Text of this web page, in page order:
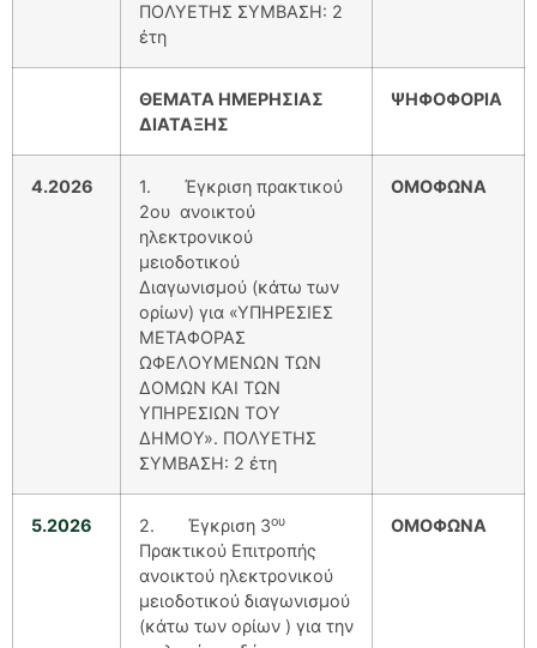
ΠΟΛΥΕΤΗΣ ΣΥΜΒΑΣΗ: 2
έτη
ΘΕΜΑΤΑ ΗΜΕΡΗΣΙΑΣ
ΔΙΑΤΑΞΗΣ
ΨΗΦΟΦΟΡΙΑ
4.2026
1. Έγκριση πρακτικού
2ου ανοικτού
ηλεκτρονικού
μειοδοτικού
Διαγωνισμού (κάτω των
ορίων) για «ΥΠΗΡΕΣΙΕΣ
ΜΕΤΑΦΟΡΑΣ
ΩΦΕΛΟΥΜΕΝΩΝ ΤΩΝ
ΔΟΜΩΝ ΚΑΙ ΤΩΝ
ΥΠΗΡΕΣΙΩΝ ΤΟΥ
ΔΗΜΟΥ». ΠΟΛΥΕΤΗΣ
ΣΥΜΒΑΣΗ: 2 έτη
ΟΜΟΦΩΝΑ
5.2026 2. Έγκριση 3ου
Πρακτικού Επιτροπής
ανοικτού ηλεκτρονικού
μειοδοτικού διαγωνισμού
(κάτω των ορίων ) για την
ΟΜΟΦΩΝΑ